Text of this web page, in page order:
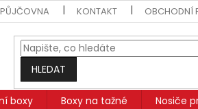
PŮJČOVNA KONTAKT OBCHODNÍ
HLEDAT
boxy Boxy na tažné Nosiče